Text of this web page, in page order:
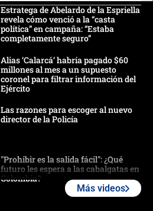
Estratega de Abelardo de la Espriella
revela cómo venció a la “casta
política” en campaña: “Estaba
completamente seguro”
Alias ‘Calarcá’ habría pagado $60
millones al mes a un supuesto
coronel para filtrar información del
Ejército
Las razones para escoger al nuevo
director de la Policía
"Prohibir es la salida fácil": ¿Qué
futuro les espera a las cabalgatas en
Colombia?
Más videos